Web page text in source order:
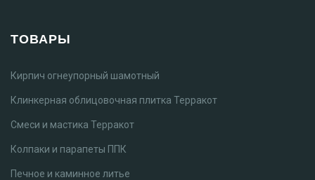
ТОВАРЫ
Кирпич огнеупорный шамотный
Клинкерная облицовочная плитка Терракот
Смеси и мастика Терракот
Колпаки и парапеты ППК
Печное и каминное литье